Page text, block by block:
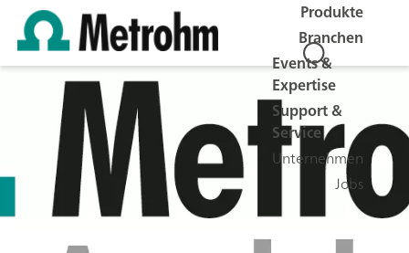
Produkte
Branchen
Events &
Expertise
Support &
Service
Unternehmen
Jobs